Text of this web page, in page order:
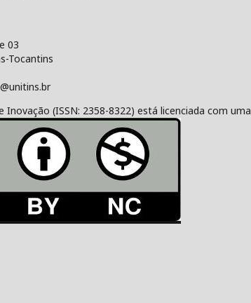
03
Tocantins
Inovação (ISSN: 2358-8322) está licenciada com